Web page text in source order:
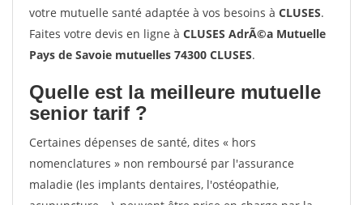
votre mutuelle santé adaptée à vos besoins à CLUSES.
Faites votre devis en ligne à CLUSES AdrÃ©a Mutuelle
Pays de Savoie mutuelles 74300 CLUSES.
Quelle est la meilleure mutuelle
senior tarif ?
Certaines dépenses de santé, dites « hors
nomenclatures » non remboursé par l'assurance
maladie (les implants dentaires, l'ostéopathie,